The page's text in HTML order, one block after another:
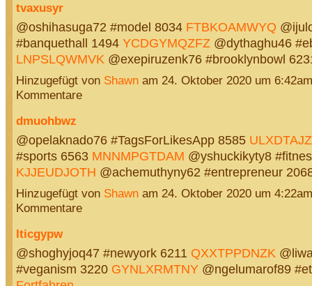
tvaxusyr
@oshihasuga72 #model 8034 FTBKOAMWYQ
#banquethall 1494 YCDGYMQZFZ@dythaghu46
LNPSLQWMVK @exepiruzenk76 #brooklynbowl
Hinzugefügt von Shawnam 24. Oktober 2020 um
Kommentare
dmuohbwz
@opelaknado76 #TagsForLikesApp 8585
#sports 6563 MNNMPGTDAM @yshuckikyty8
KJJEUDJOTH @achemuthyny62 #entrepreneur
Hinzugefügt von Shawnam 24. Oktober 2020 um
Kommentare
lticgypw
@shoghyjoq47 #newyork 6211 QXXTPPDNZK
#veganism 3220 GYNLXRMTNY@ngelumarof89